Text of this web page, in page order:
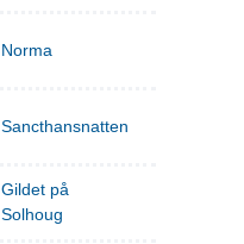
Norma
Sancthansnatten
Gildet på
Solhoug